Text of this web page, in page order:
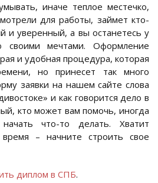
иначе теплое местечко,
для работы, займет кто-
и уверенный, а вы останетесь у
своими мечтами. Оформление
и удобная процедура, которая
но принесет так много
заявки на нашем сайте слова
и как говорится дело в
кто может вам помочь, иногда
что-то делать. Хватит
– начните строить свое
диплом в СПБ.